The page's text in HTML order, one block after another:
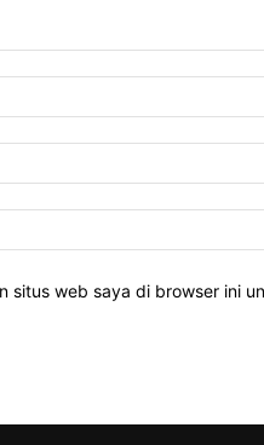
situs web saya di browser ini